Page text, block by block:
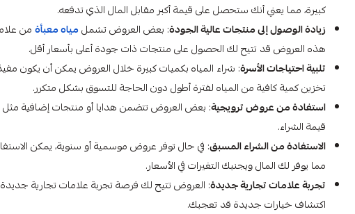
كبيرة، مما يعني أنك ستحصل على قيمة أكبر مقابل المال الذي تدفعه.
زيادة الوصول إلى منتجات عالية الجودة: بعض العروض تشملمياه معبأةمن
هذه العروض قد تتيح لك الحصول على منتجات ذات جودة أعلى بأسعار أقل.
تلبية احتياجات الأسرة: شراء المياه بكميات كبيرة خلال العروض يمكن أن يكون
تخزين كمية كافية من المياه لفترة أطول دون الحاجة للتسوق بشكل متكرر.
استفادة من عروض ترويجية: بعض العروض تتضمن هدايا أو منتجات إضافية
قيمة الشراء.
الاستفادة من الشراء المسبق: في حال توفر عروض موسمية أو سنوية، يمكن
مما يوفر لك المال ويجنبك التغيرات في الأسعار.
تجربة علامات تجارية جديدة: العروض تتيح لك فرصة تجربة علامات تجارية
اكتشاف خيارات جديدة قد تعجبك.